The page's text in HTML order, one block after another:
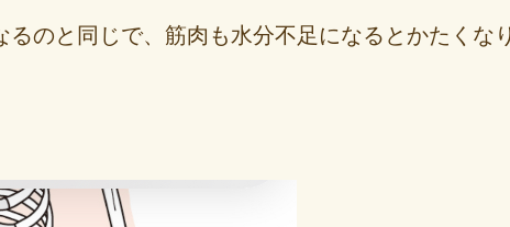
のと同じで、筋肉も水分不足になるとかたくな